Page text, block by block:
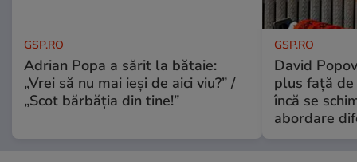
GSP.RO
Adrian Popa a sărit la bătaie:
„Vrei să nu mai ieși de aici viu?” /
„Scot bărbăția din tine!”
GSP.RO
David
plus față de
încă se
abordare